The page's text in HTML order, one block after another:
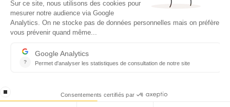
Qui sommes-nous ?
Contact
Conditions générales d’utilisation